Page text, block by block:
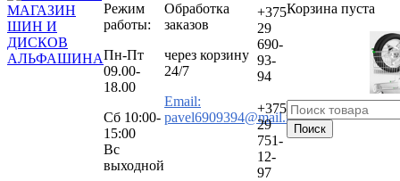
Режим
работы:
Пн-Пт
09.00-
18.00
Сб 10:00-
15:00
Вс
выходной
Обработка
заказов
через корзину
24/7
Email:
pavel6909394@mail.ru
+375
29
690-
93-
94
+375
29
751-
12-
97
Корзина пуста
Поиск